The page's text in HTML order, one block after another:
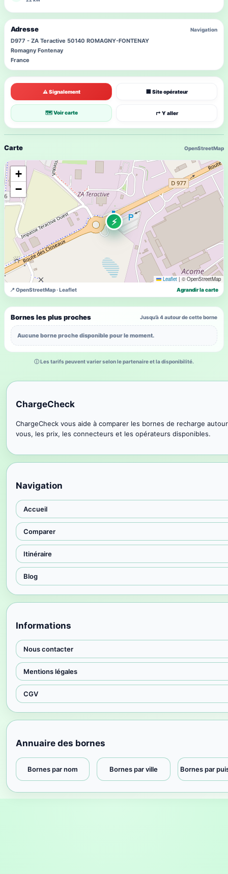
Carte OpenStreetMap
⚡
+
−
Leaflet | © OpenStreetMap
📍 OpenStreetMap · Leaflet Agrandir la carte
Bornes les plus proches Jusqu’à 4 autour de cette borne
Aucune borne proche disponible pour le moment.
⚠ Signalement 🏢 Site opérateur
🗺 Voir carte ↱ Y aller
Adresse Navigation
D977 - ZA Teractive 50140 ROMAGNY-FONTENAY
Romagny Fontenay
France
ⓘ Les tarifs peuvent varier selon le partenaire et la disponibilité.
ChargeCheck
ChargeCheck vous aide à comparer les bornes de recharge
vous, les prix, les connecteurs et les opérateurs disponibles.
Navigation
Accueil
Comparer
Itinéraire
Blog
Informations
Nous contacter
Mentions légales
CGV
Annuaire des bornes
Bornes par nom Bornes par ville Bornes par